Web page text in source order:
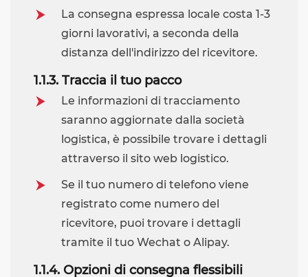
La consegna espressa locale costa 1-3
giorni lavorativi, a seconda della
distanza dell'indirizzo del ricevitore.
1.1.3. Traccia il tuo pacco
Le informazioni di tracciamento
saranno aggiornate dalla società
logistica, è possibile trovare i dettagli
attraverso il sito web logistico.
Se il tuo numero di telefono viene
registrato come numero del
ricevitore, puoi trovare i dettagli
tramite il tuo Wechat o Alipay.
1.1.4. Opzioni di consegna flessibili